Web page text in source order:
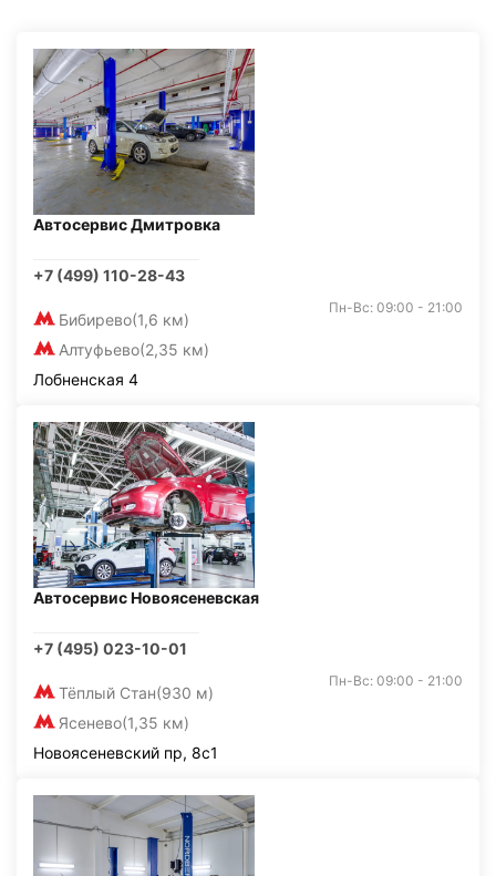
Автосервис Дмитровка
+7 (499) 110-28-43
Бибирево(1,6 км)
Алтуфьево(2,35 км)
Пн-Вс: 09:00 - 21:00
Лобненская 4
Автосервис Новоясеневская
+7 (495) 023-10-01
Тёплый Стан(930 м)
Ясенево(1,35 км)
Пн-Вс: 09:00 - 21:00
Новоясеневский пр, 8с1